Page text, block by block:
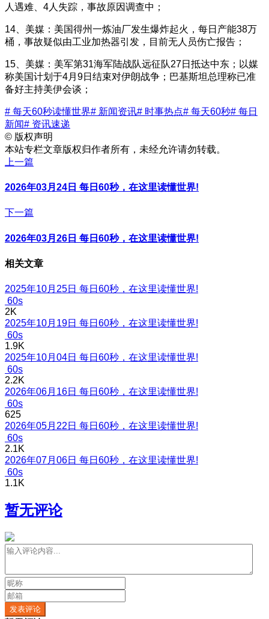
人遇难、4人失踪，事故原因调查中；
14、美媒：美国得州一炼油厂发生爆炸起火，每日产能38万
桶，事故疑似由工业加热器引发，目前无人员伤亡报告；
15、美媒：美军第31海军陆战队远征队27日抵达中东；以媒
称美国计划于4月9日结束对伊朗战争；巴基斯坦总理称已准
备好主持美伊会谈；
# 每天60秒读懂世界# 新闻资讯# 时事热点# 每天60秒# 每日
新闻# 资讯速递
© 版权声明
本站专栏文章版权归作者所有，未经允许请勿转载。
上一篇
2026年03月24日 每日60秒，在这里读懂世界!
下一篇
2026年03月26日 每日60秒，在这里读懂世界!
相关文章
2025年10月25日 每日60秒，在这里读懂世界!
60s
2K
2025年10月19日 每日60秒，在这里读懂世界!
60s
1.9K
2025年10月04日 每日60秒，在这里读懂世界!
60s
2.2K
2026年06月16日 每日60秒，在这里读懂世界!
60s
625
2026年05月22日 每日60秒，在这里读懂世界!
60s
2.1K
2026年07月06日 每日60秒，在这里读懂世界!
60s
1.1K
暂无评论
发表评论